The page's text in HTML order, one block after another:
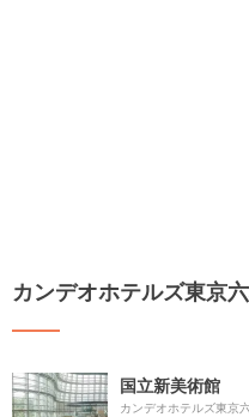
カンデオホテルズ東京
国立新美術館
カンデオホテルズ東京